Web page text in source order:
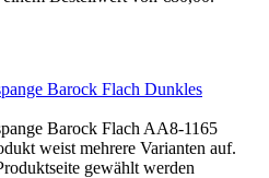
weist mehrere Varianten auf.
gewählt werden